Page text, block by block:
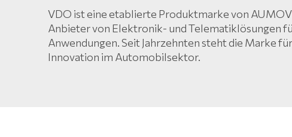
VDO ist eine etablierte Produktmarke von
Anbieter von Elektronik- und Telematiklösungen
Anwendungen. Seit Jahrzehnten steht die Marke
Innovation im Automobilsektor.